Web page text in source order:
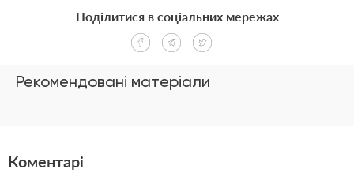
Рекомендовані матеріали
Поділитися в соціальних мережах
Коментарі